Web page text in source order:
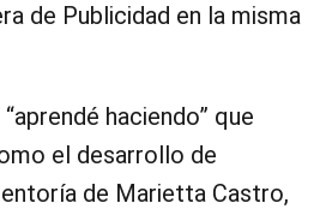
de Publicidad en la misma
haciendo” que
el desarrollo de
de Marietta Castro,